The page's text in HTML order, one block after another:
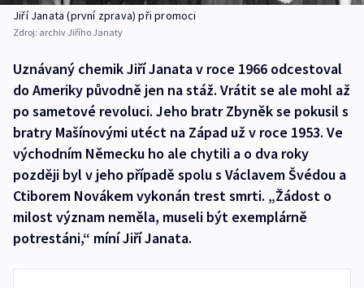
Jiří Janata (první zprava) při promoci
Zdroj: archiv Jiřího Janaty
Uznávaný chemik Jiří Janata v roce 1966 odcestoval
do Ameriky původně jen na stáž. Vrátit se ale mohl až
po sametové revoluci. Jeho bratr Zbyněk se pokusil s
bratry Mašínovými utéct na Západ už v roce 1953. Ve
východním Německu ho ale chytili a o dva roky
později byl v jeho případě spolu s Václavem Švédou a
Ctiborem Novákem vykonán trest smrti. „Žádost o
milost význam neměla, museli být exemplárně
potrestáni,“ míní Jiří Janata.